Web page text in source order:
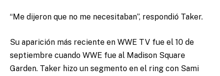
“Me dijeron que no me necesitaban”, respondió Taker.
Su aparición más reciente en WWE TV fue el 10 de
septiembre cuando WWE fue al Madison Square
Garden. Taker hizo un segmento en el ring con Sami